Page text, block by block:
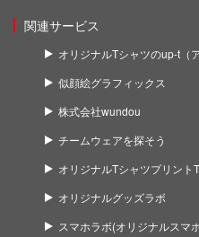
関連サービス
オリジナルTシャツのup-t（
似顔絵グラフィックス
株式会社wundou
チームウェアを探そう
オリジナルTシャツプリント
オリジナルグッズラボ
スマホラボ(オリジナルスマ